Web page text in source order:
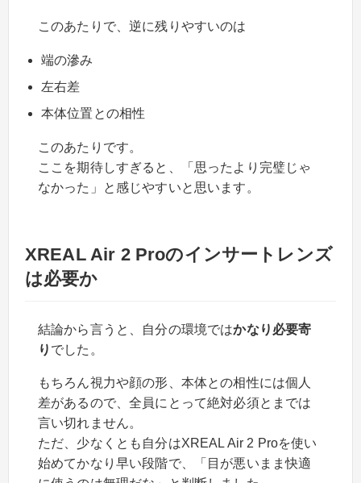
このあたりで、逆に残りやすいのは
端の滲み
左右差
本体位置との相性
このあたりです。
ここを期待しすぎると、「思ったより完璧じゃ
なかった」と感じやすいと思います。
XREAL Air 2 Proのインサートレンズ
は必要か
結論から言うと、自分の環境ではかなり必要寄
り でした。
もちろん視力や顔の形、本体との相性には個人
差があるので、全員にとって絶対必須とまでは
言い切れません。
ただ、少なくとも自分はXREAL Air 2 Proを使い
始めてかなり早い段階で、「目が悪いまま快適